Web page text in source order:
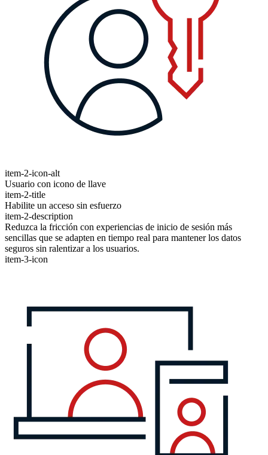
item-2-icon-alt
Usuario con icono de llave
item-2-title
Habilite un acceso sin esfuerzo
item-2-description
Reduzca la fricción con experiencias de inicio de sesión más
sencillas que se adapten en tiempo real para mantener los datos
seguros sin ralentizar a los usuarios.
item-3-icon